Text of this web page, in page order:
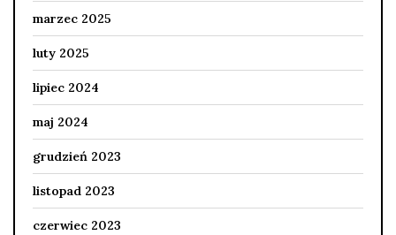
marzec 2025
luty 2025
lipiec 2024
maj 2024
grudzień 2023
listopad 2023
czerwiec 2023